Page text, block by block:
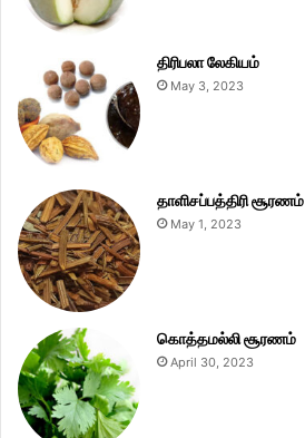
திரிபலா லேகியம்
May 3, 2023
தாளிசப்பத்திரி சூரணம்
May 1, 2023
கொத்தமல்லி சூரணம்
April 30, 2023